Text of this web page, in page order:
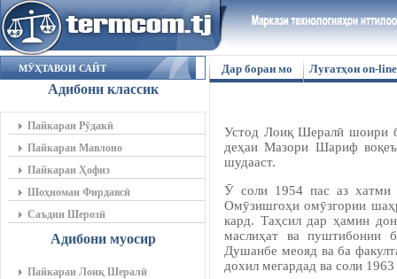
МӮҲТАВОИ САЙТ
Адибони классик
Пайкараи Рӯдакӣ
Пайкараи Мавлоно
Пайкараи Ҳофиз
Шоҳномаи Фирдавсӣ
Саъдии Шерозӣ
Адибони муосир
Пайкараи Лоиқ Шералӣ
Дар бораи мо Луғатҳои on-line
Устод Лоиқ Шералӣ шоири
деҳаи Мазори Шариф
шудааст.
Ӯ соли 1954 пас аз хатми
Омӯзишгоҳи омӯзгории
кард. Таҳсил дар ҳамин
маслиҳат ва пуштибонии
Душанбе меояд ва ба
дохил мегардад ва соли